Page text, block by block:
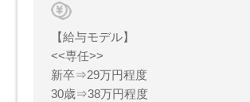
【給与モデル】
<<専任>>
新卒⇒29万円程度
30歳⇒38万円程度